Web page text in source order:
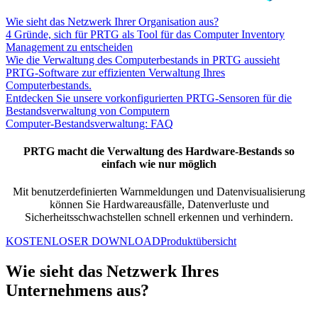
Wie sieht das Netzwerk Ihrer Organisation aus?
4 Gründe, sich für PRTG als Tool für das Computer Inventory
Management zu entscheiden
Wie die Verwaltung des Computerbestands in PRTG aussieht
PRTG-Software zur effizienten Verwaltung Ihres
Computerbestands.
Entdecken Sie unsere vorkonfigurierten PRTG-Sensoren für die
Bestandsverwaltung von Computern
Computer-Bestandsverwaltung: FAQ
PRTG macht die Verwaltung des Hardware-Bestands so
einfach wie nur möglich
Mit benutzerdefinierten Warnmeldungen und Datenvisualisierung
können Sie Hardwareausfälle, Datenverluste und
Sicherheitsschwachstellen schnell erkennen und verhindern.
KOSTENLOSER DOWNLOADProduktübersicht
Wie sieht das Netzwerk Ihres
Unternehmens aus?